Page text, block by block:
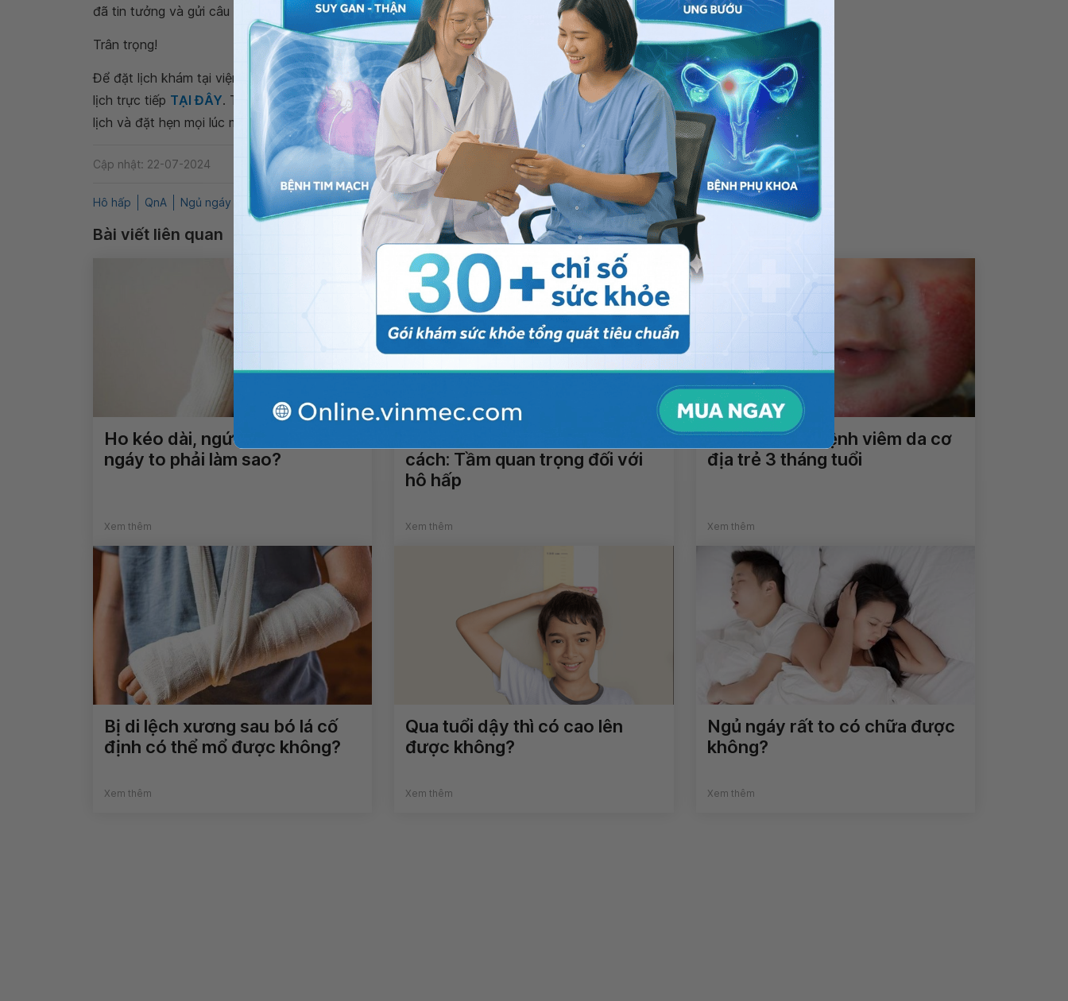
đã tin tưởng và gửi câu hỏi đến Vinmec. Chúc bạn có thật nhiều sức khỏe.
Trân trọng!
Để đặt lịch khám tại viện, Quý khách vui lòng bấm số HOTLINE, đặt mua GÓI DỊCH VỤhoặc đặt
lịch trực tiếp TẠI ĐÂY. Tải và đặt lịch khám tự động trên ứng dụng My Vinmec để quản lý, theo dõi
lịch và đặt hẹn mọi lúc mọi nơi ngay trên ứng dụng.
Cập nhật: 22-07-2024 Chia sẻ
Hô hấp QnA Ngủ ngáy to Khắc phục ngủ ngáy ngủ ngáy
Bài viết liên quan
Ho kéo dài, ngứa họng và ngủ
ngáy to phải làm sao?
Xem thêm
cách: Tầm quan trọng đối với
hô hấp
Xem thêm
Cách điều trị bệnh viêm da cơ
địa trẻ 3 tháng tuổi
Xem thêm
Bị di lệch xương sau bó lá cố
định có thể mổ được không?
Xem thêm
Qua tuổi dậy thì có cao lên
được không?
Xem thêm
Ngủ ngáy rất to có chữa được
không?
Xem thêm